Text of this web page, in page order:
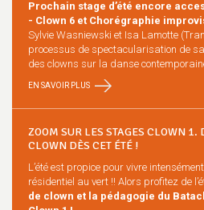
Prochain stage d’été encore
- Clown 6 et Chorégraphie
Sylvie Wasniewski et Isa Lamotte
processus de spectacularisation de
des clowns sur la danse
EN SAVOIR PLUS
ZOOM SUR LES STAGES CLOWN 1.
CLOWN DÈS CET ÉTÉ !
L’été est propice pour vivre
résidentiel au vert !! Alors profitez de
de clown et la pédagogie du